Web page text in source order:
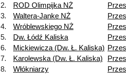
2. ROD Olimpijka NŻ
3. Waltera-Janke NŻ
4. Wróblewskiego NŻ
5. Dw. Łódź Kaliska
6. Mickiewicza (Dw. Ł. Kaliska)
7. Karolewska (Dw. Ł. Kaliska)
8. Włókniarzy